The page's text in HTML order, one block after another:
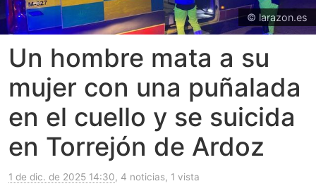
© larazon.es
Un hombre mata a su
mujer con una puñalada
en el cuello y se suicida
en Torrejón de Ardoz
1 de dic. de 2025 14:30, 4 noticias, 1 vista